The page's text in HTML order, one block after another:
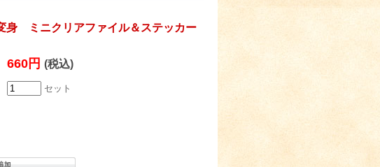
身 ミニクリアファイル＆ステッカー
660円 (税込)
セット